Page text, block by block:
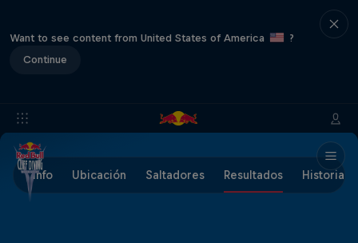
Want to see content from United States of America
?
Continue
Info Ubicación Saltadores Resultados Historia